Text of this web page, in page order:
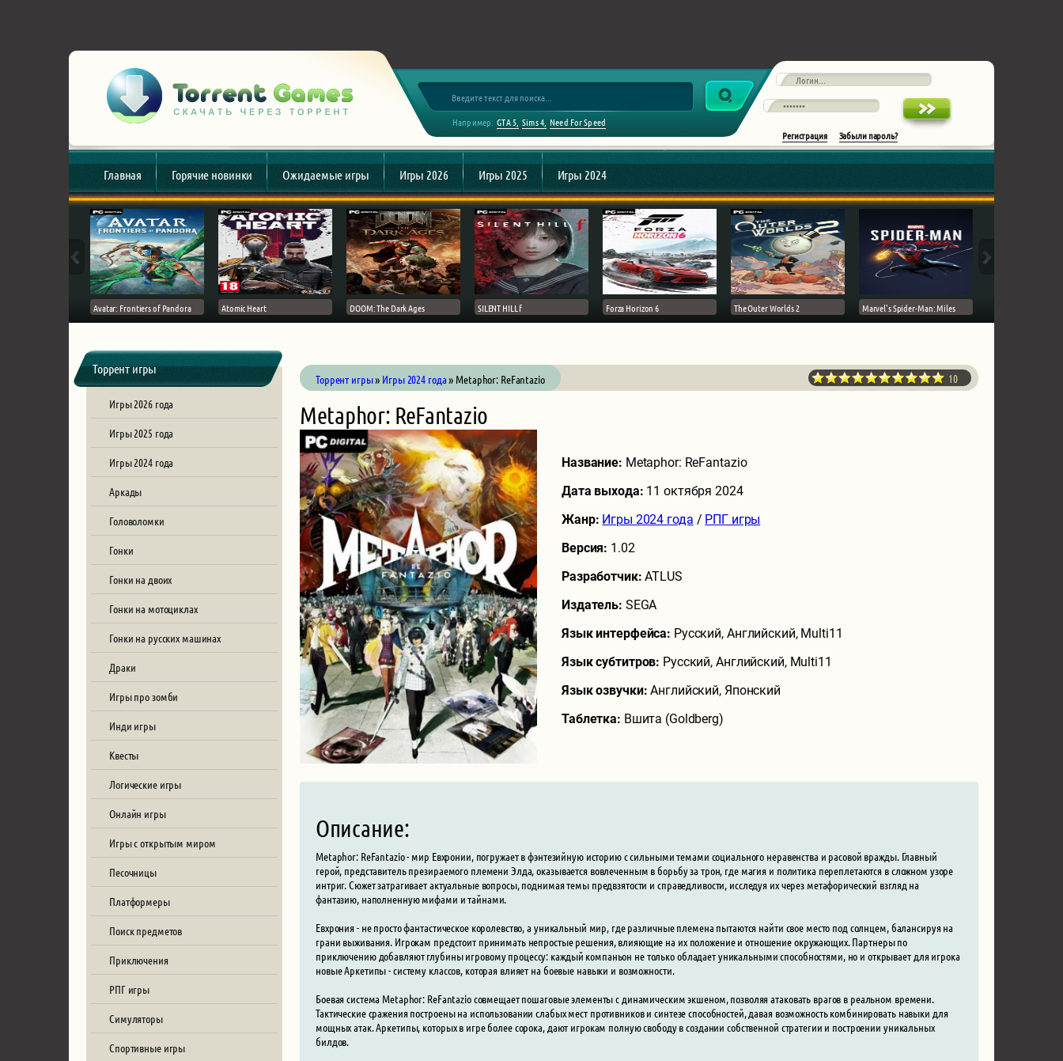
Например: GTA 5 Sims 4 Need For Speed
Регистрация
Забыли пароль?
Главная Горячие новинки Ожидаемые игры Игры 2026 Игры 2025 Игры 2024
Avatar: Frontiers of Pandora Atomic Heart DOOM: The Dark Ages SILENT HILL f Forza Horizon 6 The Outer Worlds 2 Marvel's Spider-Man: Miles
Торрент игры
Игры 2026 года
Игры 2025 года
Игры 2024 года
Аркады
Головоломки
Гонки
Гонки на двоих
Гонки на мотоциклах
Гонки на русских машинах
Драки
Игры про зомби
Инди игры
Квесты
Логические игры
Онлайн игры
Игры с открытым миром
Песочницы
Платформеры
Поиск предметов
Приключения
РПГ игры
Симуляторы
Спортивные игры
Торрент игры» Игры 2024 года» Metaphor: ReFantazio 10
Metaphor: ReFantazio
Название: Metaphor: ReFantazio
Дата выхода: 11 октября 2024
Жанр: Игры 2024 года / РПГ игры
Версия: 1.02
Разработчик:ATLUS
Издатель: SEGA
Язык интерфейса: Русский, Английский, Multi11
Язык субтитров: Русский, Английский, Multi11
Язык озвучки:Английский, Японский
Таблетка: Вшита (Goldberg)
Описание:
Metaphor: ReFantazio - мир Евхронии, погружает в фэнтезийную историю с сильными темами социального неравенства и расовой вражды. Главный
герой, представитель презираемого племени Элда, оказывается вовлеченным в борьбу за трон, где магия и политика переплетаются в сложном узоре
интриг. Сюжет затрагивает актуальные вопросы, поднимая темы предвзятости и справедливости, исследуя их через метафорический взгляд на
фантазию, наполненную мифами и тайнами.
Евхрония - не просто фантастическое королевство, а уникальный мир, где различные племена пытаются найти свое место под солнцем, балансируя на
грани выживания. Игрокам предстоит принимать непростые решения, влияющие на их положение и отношение окружающих. Партнеры по
приключению добавляют глубины игровому процессу: каждый компаньон не только обладает уникальными способностями, но и открывает для игрока
новые Аркетипы - систему классов, которая влияет на боевые навыки и возможности.
Боевая система Metaphor: ReFantazio совмещает пошаговые элементы с динамическим экшеном, позволяя атаковать врагов в реальном времени.
Тактические сражения построены на использовании слабых мест противников и синтезе способностей, давая возможность комбинировать навыки для
мощных атак. Аркетипы, которых в игре более сорока, дают игрокам полную свободу в создании собственной стратегии и построении уникальных
билдов.